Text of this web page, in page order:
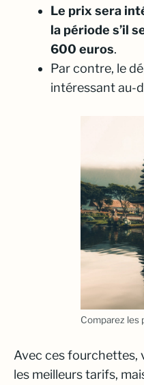
Le prix sera
la période s’il
600 euros.
Par contre, le
intéressant au-
Comparez les
Avec ces fourchettes,
les meilleurs tarifs,